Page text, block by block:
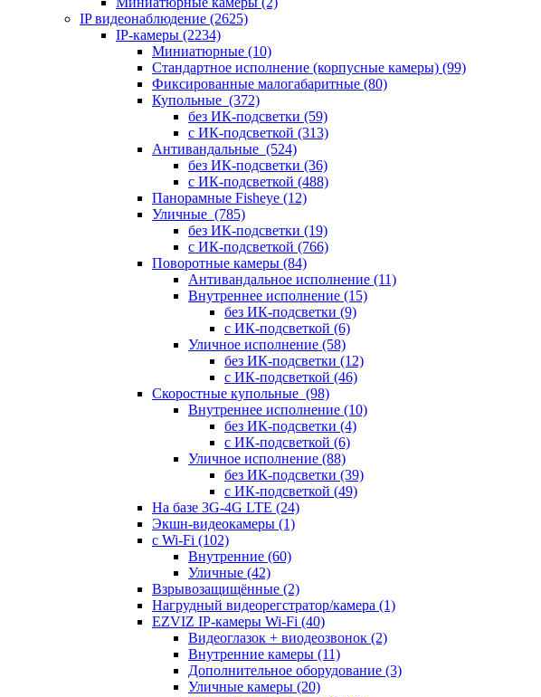
IP видеонаблюдение (2625)
IP-камеры (2234)
Миниатюрные (10)
Стандартное исполнение (корпусные камеры) (99)
Фиксированные малогабаритные (80)
Купольные (372)
без ИК-подсветки (59)
с ИК-подсветкой (313)
Антивандальные (524)
без ИК-подсветки (36)
с ИК-подсветкой (488)
Панорамные Fisheye (12)
Уличные (785)
без ИК-подсветки (19)
с ИК-подсветкой (766)
Поворотные камеры (84)
Антивандальное исполнение (11)
Внутреннее исполнение (15)
без ИК-подсветки (9)
с ИК-подсветкой (6)
Уличное исполнение (58)
без ИК-подсветки (12)
с ИК-подсветкой (46)
Скоростные купольные (98)
Внутреннее исполнение (10)
без ИК-подсветки (4)
с ИК-подсветкой (6)
Уличное исполнение (88)
без ИК-подсветки (39)
с ИК-подсветкой (49)
На базе 3G-4G LTE (24)
Экшн-видеокамеры (1)
с Wi-Fi (102)
Внутренние (60)
Уличные (42)
Взрывозащищённые (2)
Нагрудный видеорегстратор/камера (1)
EZVIZ IP-камеры Wi-Fi (40)
Видеоглазок + виодеозвонок (2)
Внутренние камеры (11)
Дополнительное оборудование (3)
Уличные камеры (20)